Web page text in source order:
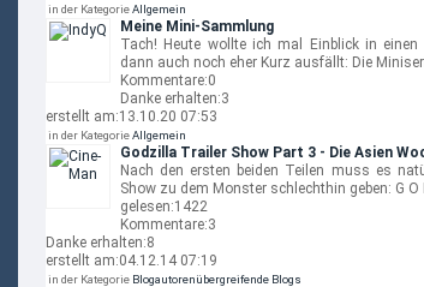
in der KategorieAllgemein
Meine Mini-Sammlung
Tach! Heute wollte ich mal Einblick in
dann auch noch eher Kurz ausfällt: Die
Kommentare:0
Danke erhalten:3
erstellt am:13.10.20 07:53
in der KategorieAllgemein
Godzilla Trailer Show Part 3 - Die Asien
Nach den ersten beiden Teilen muss es
Show zu dem Monster schlechthin geben: G
gelesen:1422
Kommentare:3
Danke erhalten:8
erstellt am:04.12.14 07:19
in der Kategorie Blogautorenübergreifende Blogs